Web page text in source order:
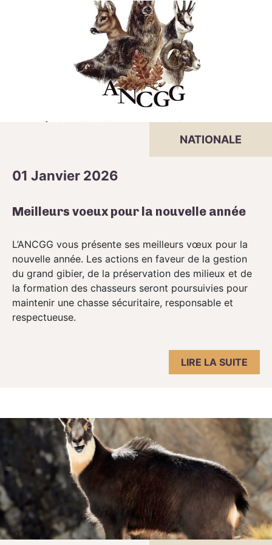
NATIONALE
01 Janvier 2026
Meilleurs voeux pour la nouvelle année
L’ANCGG vous présente ses meilleurs vœux pour la
nouvelle année. Les actions en faveur de la gestion
du grand gibier, de la préservation des milieux et de
la formation des chasseurs seront poursuivies pour
maintenir une chasse sécuritaire, responsable et
respectueuse.
LIRE LA SUITE